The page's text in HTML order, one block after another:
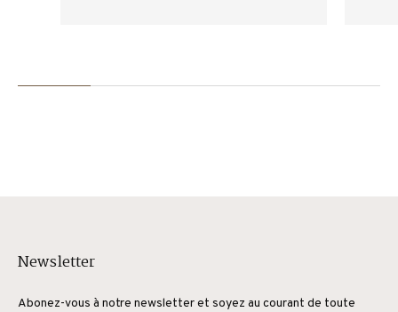
Newsletter
Abonez-vous à notre newsletter et soyez au courant de toute